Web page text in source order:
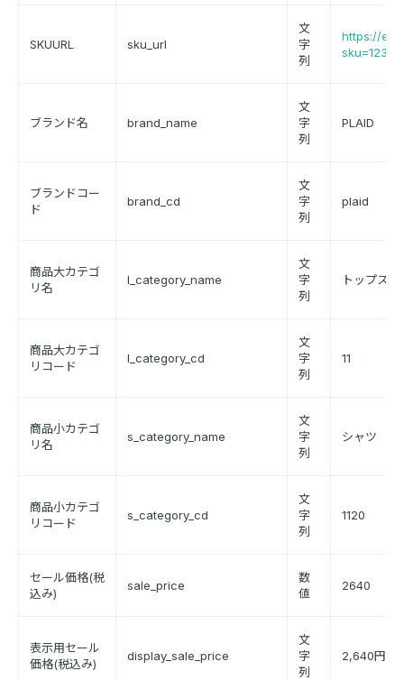
SKUURL sku_url
文
字
列
https://
sku=1234
ブランド名 brand_name
文
字
列
PLAID
ブランドコー
ド
brand_cd
文
字
列
plaid
商品大カテゴ
リ名
l_category_name
文
字
列
トップス
商品大カテゴ
リコード
l_category_cd
文
字
列
11
商品小カテゴ
リ名
s_category_name
文
字
列
シャツ
商品小カテゴ
リコード
s_category_cd
文
字
列
1120
セール価格(税
込み)
sale_price
数
値
2640
表示用セール
価格(税込み)
display_sale_price
文
字
列
2,640円（